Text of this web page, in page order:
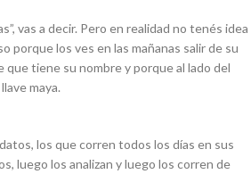
vas a decir. Pero en realidad no tenés idea
porque los ves en las mañanas salir de su
tiene su nombre y porque al lado del
maya.
los que corren todos los días en sus
luego los analizan y luego los corren de